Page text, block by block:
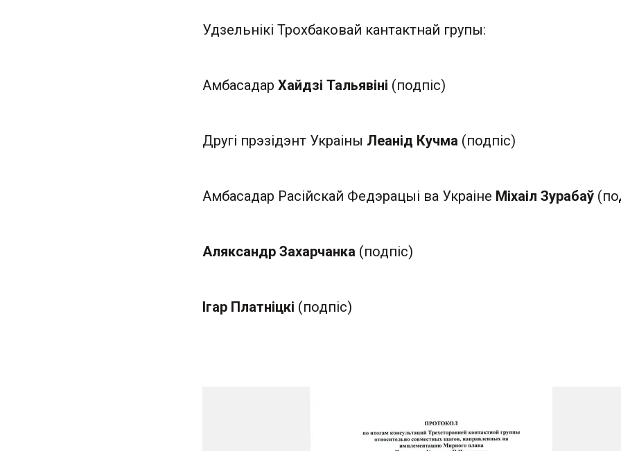
Удзельнікі Трохбаковай кантактнай групы:
Амбасадар Хайдзі Тальявіні (подпіс)
Другі прэзідэнт Украіны Леанід Кучма (подпіс)
Амбасадар Расійскай Федэрацыі ва Украіне Міхаіл Зурабаў
Аляксандр Захарчанка (подпіс)
Ігар Платніцкі (подпіс)